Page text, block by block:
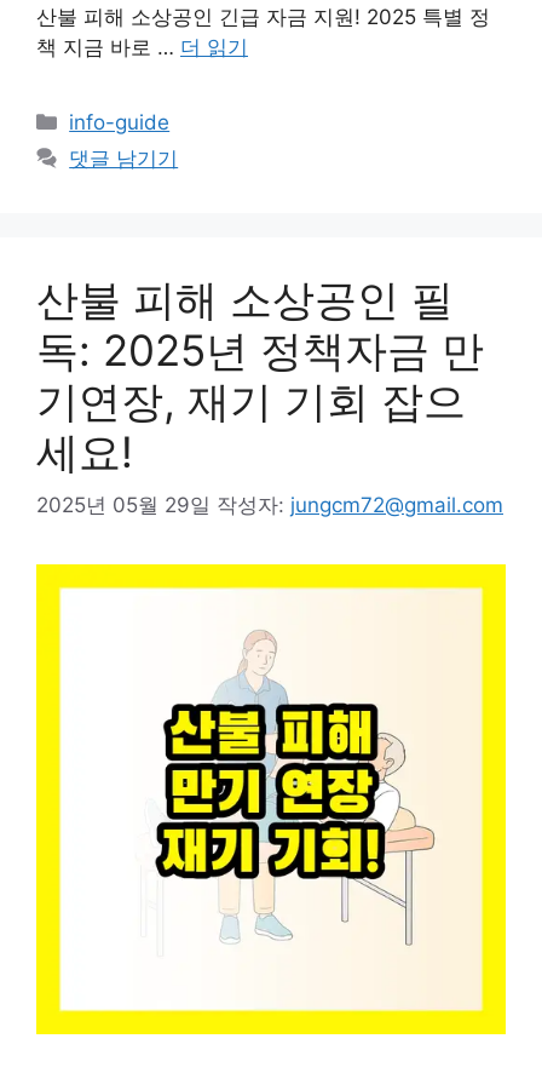
산불 피해 소상공인 긴급 자금 지원! 2025 특별 정
책 지금 바로 … 더 읽기
카
테
고
info-guide
댓글 남기기
산불 피해 소상공인 필
독: 2025년 정책자금 만
기연장, 재기 기회 잡으
세요!
2025년 05월 29일 작성자: jungcm72@gmail.com